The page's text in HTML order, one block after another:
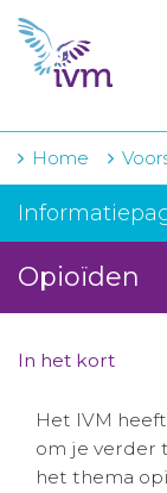
VMI
FTO
IVM-
Over IVM
Actueel
Contact
Home
Opioïden
In het kort
Het IVM
om je verder
het thema